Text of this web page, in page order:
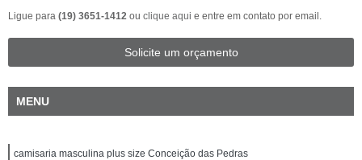
Ligue para (19) 3651-1412 ou clique aqui e entre em contato por email.
Solicite um orçamento
MENU
camisaria masculina plus size Conceição das Pedras